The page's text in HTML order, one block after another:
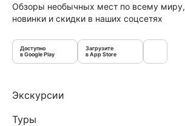
Обзоры необычных мест по всему миру,
новинки и скидки в наших соцсетях
Доступно
в Google Play
Загрузите
в App Store
Экскурсии
Туры